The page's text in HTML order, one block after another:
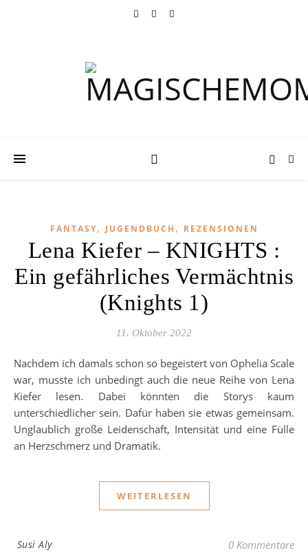
FANTASY, JUGENDBUCH , REZENSIONEN
Lena Kiefer – KNIGHTS :
Ein gefährliches Vermächtnis
(Knights 1)
11. Oktober 2022
Nachdem ich damals schon so begeistert von Ophelia Scale
war, musste ich unbedingt auch die neue Reihe von Lena
Kiefer lesen. Dabei könnten die Storys kaum
unterschiedlicher sein. Dafür haben sie etwas gemeinsam.
Unglaublich große Leidenschaft, Intensität und eine Fülle
an Herzschmerz und Dramatik.
WEITERLESEN
Susi Aly 0 Kommentare